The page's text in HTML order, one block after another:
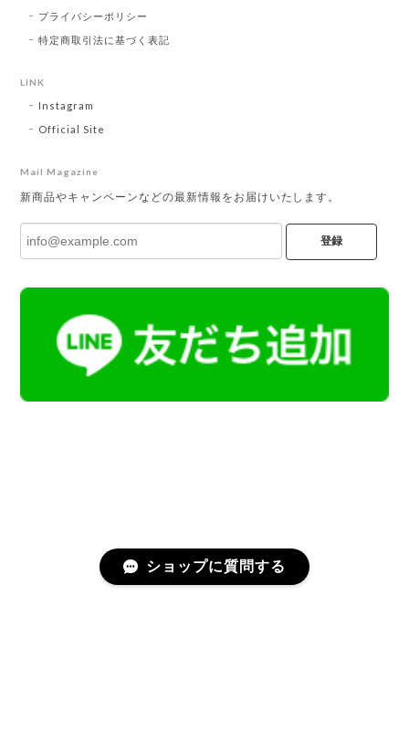
プライバシーポリシー
特定商取引法に基づく表記
LINK
Instagram
Official Site
Mail Magazine
新商品やキャンペーンなどの最新情報をお届けいたします。
登録
ショップに質問する